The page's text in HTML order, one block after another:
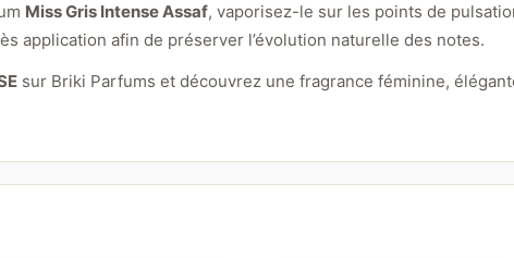
Miss Gris Intense Assaf, vaporisez-le sur les points de
application afin de préserver l’évolution naturelle des notes.
sur Briki Parfums et découvrez une fragrance féminine,